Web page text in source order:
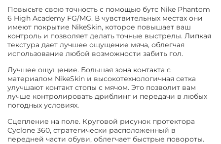
Повысьте свою точность с помощью бутс Nike Phantom
6 High Academy FG/MG. В чувствительных местах они
имеют покрытие NikeSkin, которое повышает ваш
контроль и позволяет делать точные выстрелы. Липкая
текстура дает лучшее ощущение мяча, облегчая
использование любой возможности забить гол.
Лучшее ощущение. Большая зона контакта с
материалом NikeSkin и высокотехнологичная сетка
улучшают контакт стопы с мячом. Это позволит вам
лучше контролировать дриблинг и передачи в любых
погодных условиях.
Сцепление на поле. Круговой рисунок протектора
Cyclone 360, стратегически расположенный в
передней части обуви, облегчает быстрые повороты.